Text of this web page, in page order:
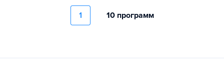
1 10 программ